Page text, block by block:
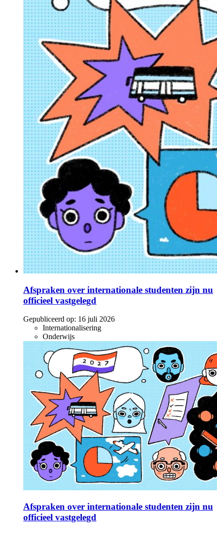
Afspraken over internationale studenten zijn nu
officieel vastgelegd
Gepubliceerd op: 16 juli 2026
Internationalisering
Onderwijs
Afspraken over internationale studenten zijn nu
officieel vastgelegd